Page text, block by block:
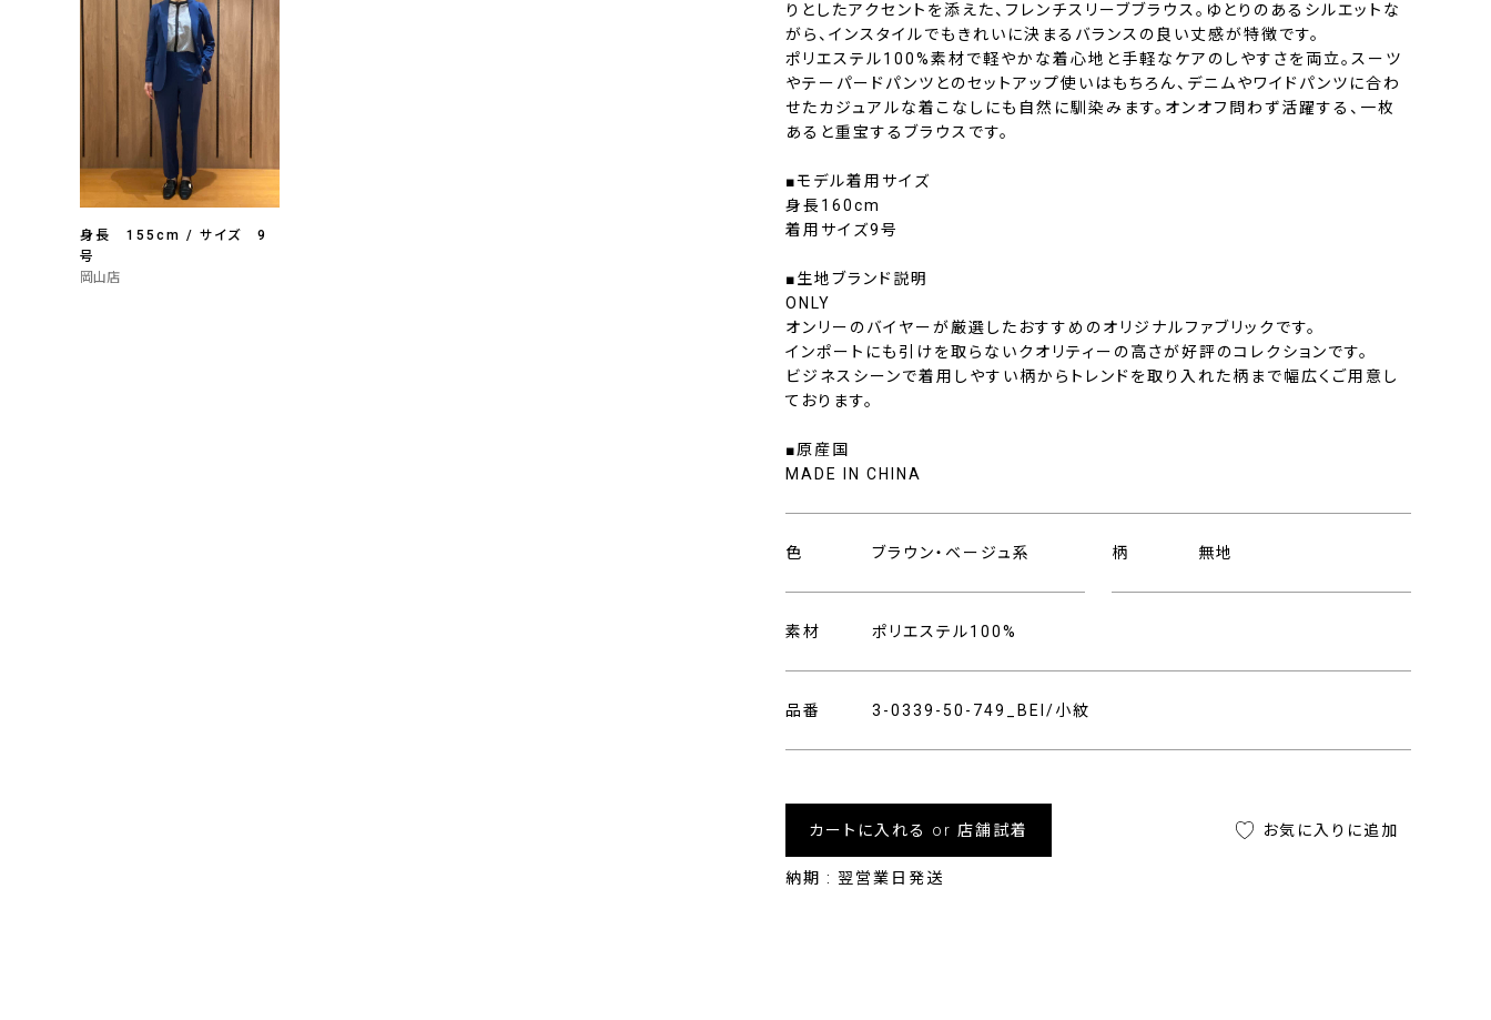
りとしたアクセントを添えた、フレンチスリーブブラウス。ゆとりのあるシルエットな
がら、インスタイルでもきれいに決まるバランスの良い丈感が特徴です。
ポリエステル100%素材で軽やかな着心地と手軽なケアのしやすさを両立。スーツ
やテーパードパンツとのセットアップ使いはもちろん、デニムやワイドパンツに合わ
せたカジュアルな着こなしにも自然に馴染みます。オンオフ問わず活躍する、一枚
あると重宝するブラウスです。
■モデル着用サイズ
身長160cm
着用サイズ9号
■生地ブランド説明
ONLY
オンリーのバイヤーが厳選したおすすめのオリジナルファブリックです。
インポートにも引けを取らないクオリティーの高さが好評のコレクションです。
ビジネスシーンで着用しやすい柄からトレンドを取り入れた柄まで幅広くご用意し
ております。
■原産国
MADE IN CHINA
色 ブラウン・ベージュ系 柄 無地
素材 ポリエステル100%
品番 3-0339-50-749_BEI/小紋
カートに入れる or 店舗試着
納期 : 翌営業日発送
お気に入りに追加
身長 155cm / サイズ 9
号
岡山店